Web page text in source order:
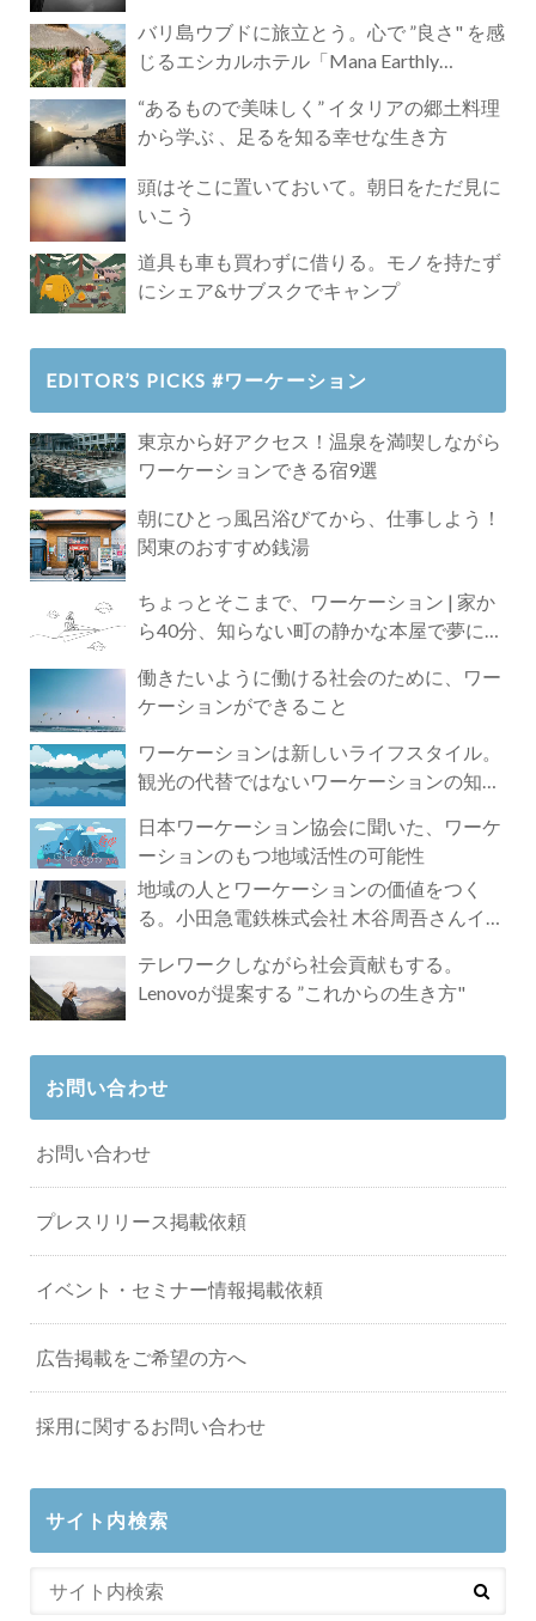
バリ島ウブドに旅立とう。心で ”良さ" を感
じるエシカルホテル「Mana Earthly
“あるもので美味しく” イタリアの郷土料理
から学ぶ 、足るを知る幸せな生き方
頭はそこに置いておいて。朝日をただ見に
いこう
道具も車も買わずに借りる。モノを持たず
にシェア&サブスクでキャンプ
EDITOR’S PICKS #ワーケーション
東京から好アクセス！温泉を満喫しながら
ワーケーションできる宿9選
朝にひとっ風呂浴びてから、仕事しよう！
関東のおすすめ銭湯
ちょっとそこまで、ワーケーション | 家か
ら40分、知らない町の静かな本屋で夢に近
働きたいように働ける社会のために、ワー
ケーションができること
ワーケーションは新しいライフスタイル。
観光の代替ではないワーケーションの知ら
日本ワーケーション協会に聞いた、ワーケ
ーションのもつ地域活性の可能性
地域の人とワーケーションの価値をつく
る。小田急電鉄株式会社 木谷周吾さんイン
テレワークしながら社会貢献もする。
Lenovoが提案する ”これからの生き方"
お問い合わせ
お問い合わせ
プレスリリース掲載依頼
イベント・セミナー情報掲載依頼
広告掲載をご希望の方へ
採用に関するお問い合わせ
サイト内検索